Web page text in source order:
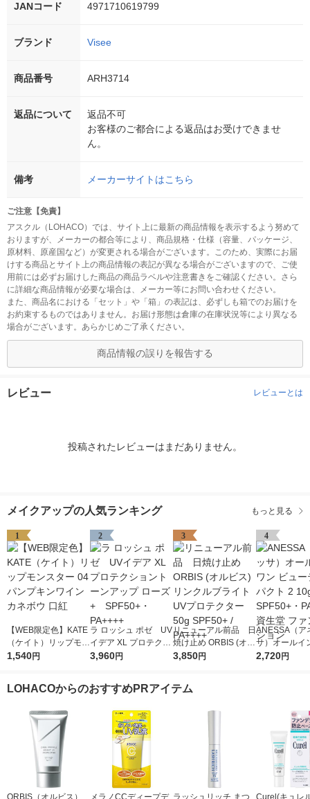
JANコード 4971710619799
ブランド Visee
商品番号 ARH3714
返品について
返品不可
お客様のご都合による返品はお受けできませ
ん。
備考 メーカーサイトはこちら
ご注意【免責】
アスクル（LOHACO）では、サイト上に最新の商品情報を表示するよう努めて
おりますが、メーカーの都合等により、商品規格・仕様（容量、パッケージ、
原材料、原産国など）が変更される場合がございます。このため、実際にお届
けする商品とサイト上の商品情報の表記が異なる場合がございますので、ご使
用前には必ずお届けした商品の商品ラベルや注意書きをご確認ください。さら
に詳細な商品情報が必要な場合は、メーカー等にお問い合わせください。
また、商品名における「セット」や「箱」の表記は、必ずしも箱でのお届けを
お約束するものではありません。お届け形態は倉庫の在庫状況等により異なる
場合がございます。あらかじめご了承ください。
商品情報の誤りを報告する
レビュー レビューとは
投稿されたレビューはまだありません。
メイクアップの人気ランキング もっと見る
1
【WEB限定色】KATE
（ケイト）リップモン
スター 04 パンプキン
1,540円
2
ラ ロッシュ ポゼ UV
イデア XL プロテクシ
ョントーンアップ ロ
3,960円
3
リニューアル前品 日
焼け止め ORBIS (オル
ビス) リンクルブライ
3,850円
4
ANESSA（ア
サ）オールイ
ビューティー
2,720円
LOHACOからのおすすめPRアイテム